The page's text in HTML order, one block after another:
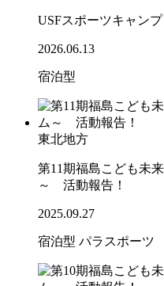
USFスポーツキャン
2026.06.13
宿泊型
東北地方
第11期福島こども未
～ 活動報告！
2025.09.27
宿泊型 パラスポーツ